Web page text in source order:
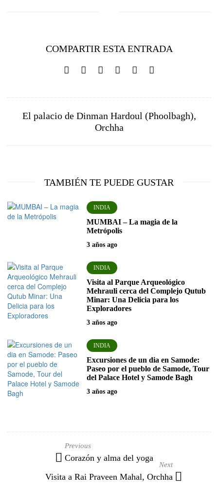
COMPARTIR ESTA ENTRADA
El palacio de Dinman Hardoul (Phoolbagh),
Orchha
TAMBIÉN TE PUEDE GUSTAR
INDIA
MUMBAI – La magia de la
Metrópolis
3 años ago
INDIA
Visita al Parque Arqueológico
Mehrauli cerca del Complejo Qutub
Minar: Una Delicia para los
Exploradores
3 años ago
INDIA
Excursiones de un dia en Samode:
Paseo por el pueblo de Samode, Tour
del Palace Hotel y Samode Bagh
3 años ago
Corazón y alma del yoga
Visita a Rai Praveen Mahal, Orchha